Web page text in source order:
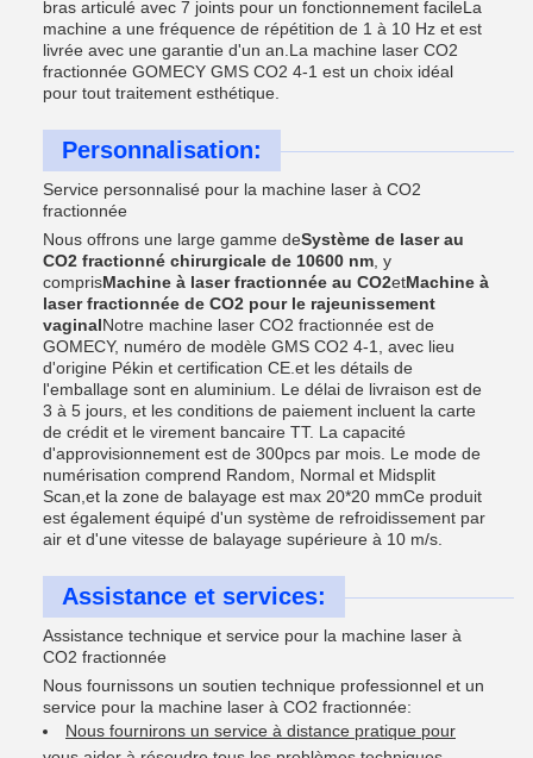
bras articulé avec 7 joints pour un fonctionnement facileLa
machine a une fréquence de répétition de 1 à 10 Hz et est
livrée avec une garantie d'un an.La machine laser CO2
fractionnée GOMECY GMS CO2 4-1 est un choix idéal
pour tout traitement esthétique.
Personnalisation:
Service personnalisé pour la machine laser à CO2
fractionnée
Nous offrons une large gamme deSystème de laser au
CO2 fractionné chirurgicale de 10600 nm , y
comprisMachine à laser fractionnée au CO2etMachine à
laser fractionnée de CO2 pour le rajeunissement
vaginalNotre machine laser CO2 fractionnée est de
GOMECY, numéro de modèle GMS CO2 4-1, avec lieu
d'origine Pékin et certification CE.et les détails de
l'emballage sont en aluminium. Le délai de livraison est de
3 à 5 jours, et les conditions de paiement incluent la carte
de crédit et le virement bancaire TT. La capacité
d'approvisionnement est de 300pcs par mois. Le mode de
numérisation comprend Random, Normal et Midsplit
Scan,et la zone de balayage est max 20*20 mmCe produit
est également équipé d'un système de refroidissement par
air et d'une vitesse de balayage supérieure à 10 m/s.
Assistance et services:
Assistance technique et service pour la machine laser à
CO2 fractionnée
Nous fournissons un soutien technique professionnel et un
service pour la machine laser à CO2 fractionnée:
Nous fournirons un service à distance pratique pour